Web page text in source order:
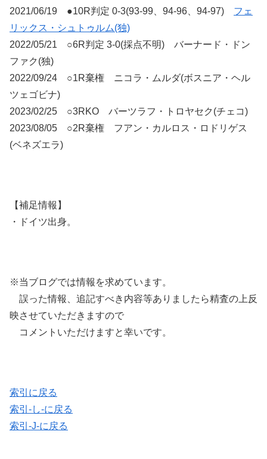
2021/06/19 ●10R判定 0-3(93-99、94-96、94-97) フェ
リックス・シュトゥルム(独)
2022/05/21 ○6R判定 3-0(採点不明) バーナード・ドン
ファク(独)
2022/09/24 ○1R棄権 ニコラ・ムルダ(ボスニア・ヘル
ツェゴビナ)
2023/02/25 ○3RKO バーツラフ・トロヤセク(チェコ)
2023/08/05 ○2R棄権 フアン・カルロス・ロドリゲス
(ベネズエラ)
【補足情報】
・ドイツ出身。
※当ブログでは情報を求めています。
誤った情報、追記すべき内容等ありましたら精査の上反
映させていただきますので
コメントいただけますと幸いです。
索引に戻る
索引-し-に戻る
索引-J-に戻る